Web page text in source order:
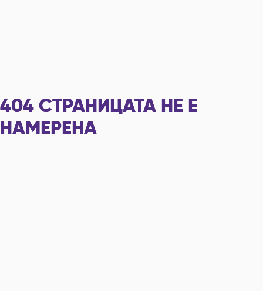
404 СТРАНИЦАТА НЕ Е
НАМЕРЕНА